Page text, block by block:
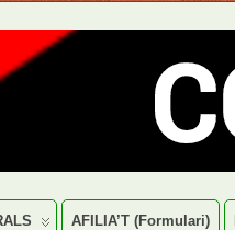
AFILIA’T (formulari)